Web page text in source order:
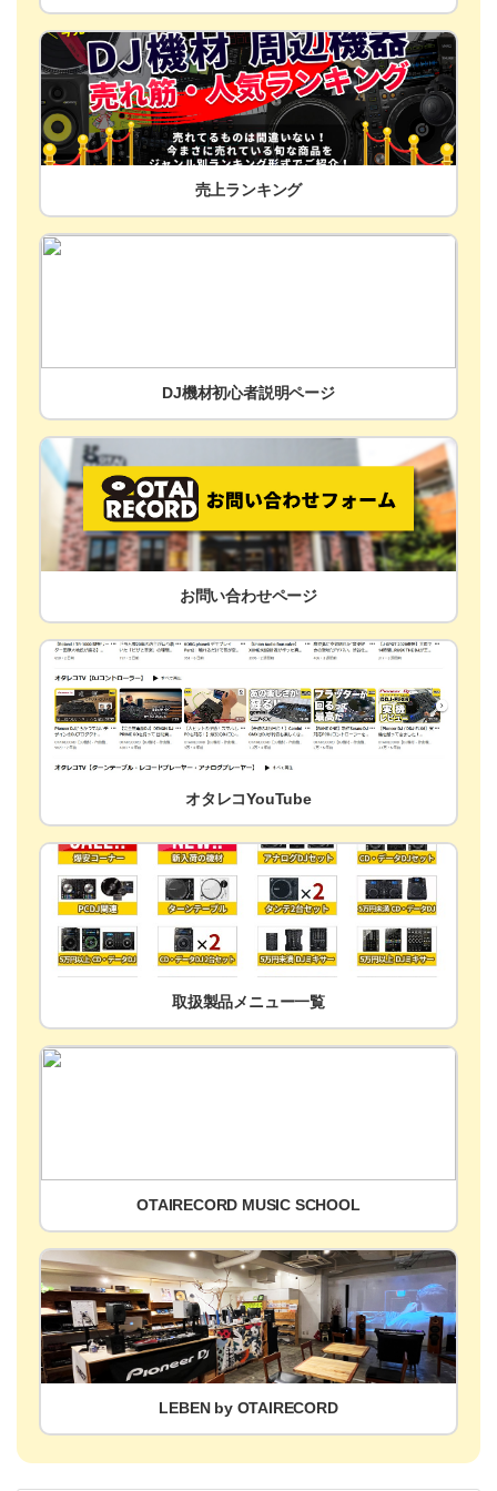
売上ランキング
DJ機材初心者説明ページ
お問い合わせページ
オタレコYouTube
取扱製品メニュー一覧
OTAIRECORD MUSIC SCHOOL
LEBEN by OTAIRECORD